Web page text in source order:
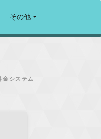
その他
料金システム